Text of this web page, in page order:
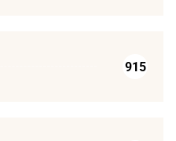
915